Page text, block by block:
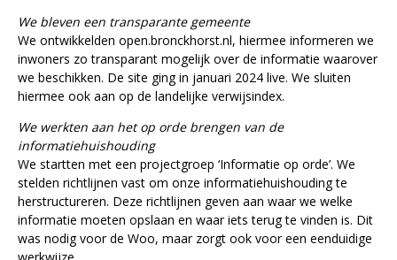
We bleven een transparante gemeente
We ontwikkelden open.bronckhorst.nl, hiermee informeren we
inwoners zo transparant mogelijk over de informatie waarover
we beschikken. De site ging in januari 2024 live. We sluiten
hiermee ook aan op de landelijke verwijsindex.
We werkten aan het op orde brengen van de
informatiehuishouding
We startten met een projectgroep ‘Informatie op orde’. We
stelden richtlijnen vast om onze informatiehuishouding te
herstructureren. Deze richtlijnen geven aan waar we welke
informatie moeten opslaan en waar iets terug te vinden is. Dit
was nodig voor de Woo, maar zorgt ook voor een eenduidige